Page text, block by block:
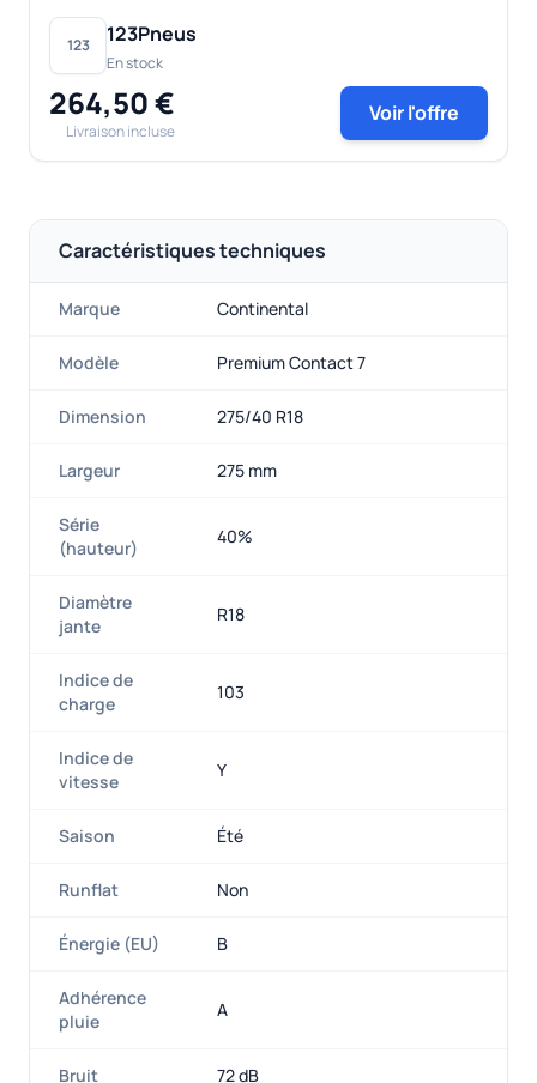
123 123Pneus
En stock
264,50 €
Livraison incluse
Voir l'offre
Caractéristiques techniques
Marque Continental
Modèle Premium Contact 7
Dimension 275/40 R18
Largeur 275 mm
Série
(hauteur)
40%
Diamètre
jante
R18
Indice de
charge
103
Indice de
vitesse
Y
Saison Été
Runflat Non
Énergie (EU) B
Adhérence
pluie
A
Bruit 72 dB